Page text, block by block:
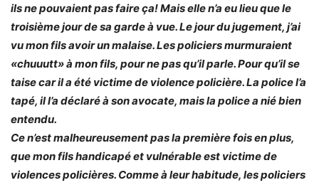
ils ne pouvaient pas faire ça! Mais elle n’a eu lieu que le
troisième jour de sa garde à vue. Le jour du jugement, j’ai
vu mon fils avoir un malaise. Les policiers murmuraient
«chuuutt» à mon fils, pour ne pas qu’il parle. Pour qu’il se
taise car il a été victime de violence policière. La police l’a
tapé, il l’a déclaré à son avocate, mais la police a nié bien
entendu.
Ce n’est malheureusement pas la première fois en plus,
que mon fils handicapé et vulnérable est victime de
violences policières. Comme à leur habitude, les policiers